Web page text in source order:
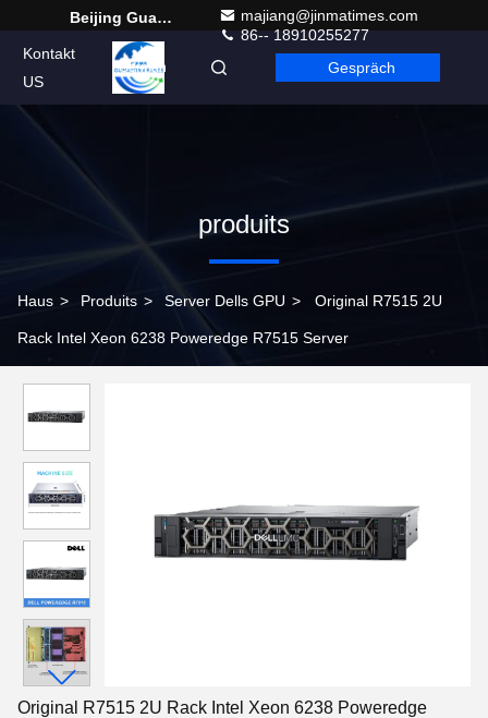
Beijing Guangtian Runze Technology Co., Ltd.
majiang@jinmatimes.com
86-- 18910255277
Kontakt
US
German Gespräch
produits
Haus > Produits > Server Dells GPU > Original R7515 2U
Rack Intel Xeon 6238 Poweredge R7515 Server
Original R7515 2U Rack Intel Xeon 6238 Poweredge